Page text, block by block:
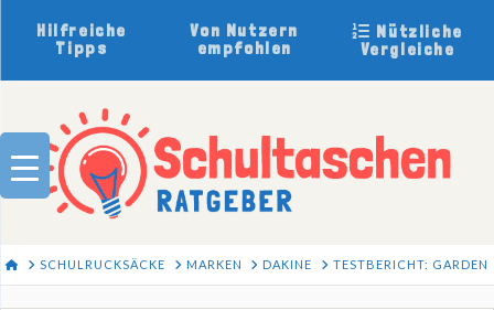
Hilfreiche
Tipps
Von Nutzern
empfohlen
Nützliche
Vergleiche
HOMESCHULRUCKSÄCKE MARKEN DAKINE TESTBERICHT: GARDEN